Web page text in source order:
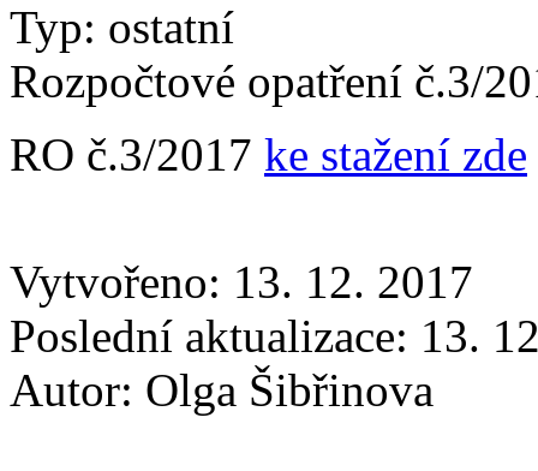
Typ: ostatní
Rozpočtové opatření č.3/
RO č.3/2017 ke stažení zde
Vytvořeno: 13. 12. 2017
Poslední aktualizace: 13.
Autor: Olga Šibřinova